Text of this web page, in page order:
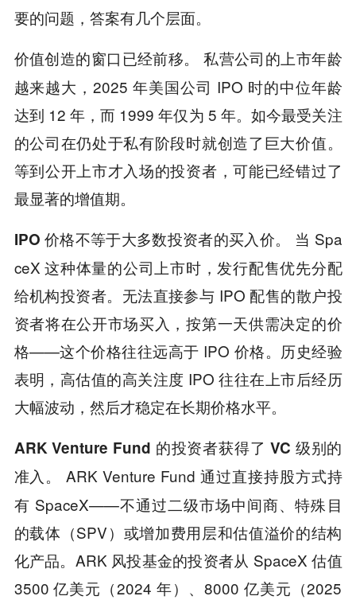
要的问题，答案有几个层面。
价值创造的窗口已经前移。
私营公司的上市年龄
越来越大，2025 年美国公司 IPO 时的中位年龄
达到 12 年，而 1999 年仅为 5 年。如今最受关注
的公司在仍处于私有阶段时就创造了巨大价值。
等到公开上市才入场的投资者，可能已经错过了
最显著的增值期。
IPO 价格不等于大多数投资者的买入价。
当 Spa
ceX 这种体量的公司上市时，发行配售优先分配
给机构投资者。无法直接参与 IPO 配售的散户投
资者将在公开市场买入，按第一天供需决定的价
格——这个价格往往远高于 IPO 价格。历史经验
表明，高估值的高关注度 IPO 往往在上市后经历
大幅波动，然后才稳定在长期价格水平。
ARK Venture Fund 的投资者获得了 VC 级别的
准入。
ARK Venture Fund 通过直接持股方式持
有 SpaceX——不通过二级市场中间商、特殊目
的载体（SPV）或增加费用层和估值溢价的结构
化产品。ARK 风投基金的投资者从 SpaceX 估值
3500 亿美元（2024 年）、8000 亿美元（2025